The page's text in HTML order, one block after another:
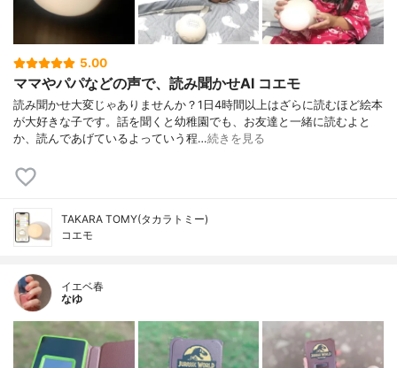
5.00
ママやパパなどの声で、読み聞かせAI コエモ
読み聞かせ大変じゃありませんか？1日4時間以上はざらに読むほど絵本
が大好きな子です。話を聞くと幼稚園でも、お友達と一緒に読むよと
か、読んであげているよっていう程…続きを見る
TAKARA TOMY(タカラトミー)
コエモ
イエベ春
なゆ